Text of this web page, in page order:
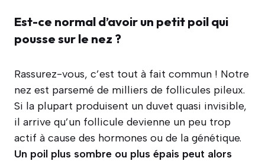
Est-ce normal d’avoir un petit poil qui
pousse sur le nez ?
Rassurez-vous, c’est tout à fait commun ! Notre
nez est parsemé de milliers de follicules pileux.
Si la plupart produisent un duvet quasi invisible,
il arrive qu’un follicule devienne un peu trop
actif à cause des hormones ou de la génétique.
Un poil plus sombre ou plus épais peut alors